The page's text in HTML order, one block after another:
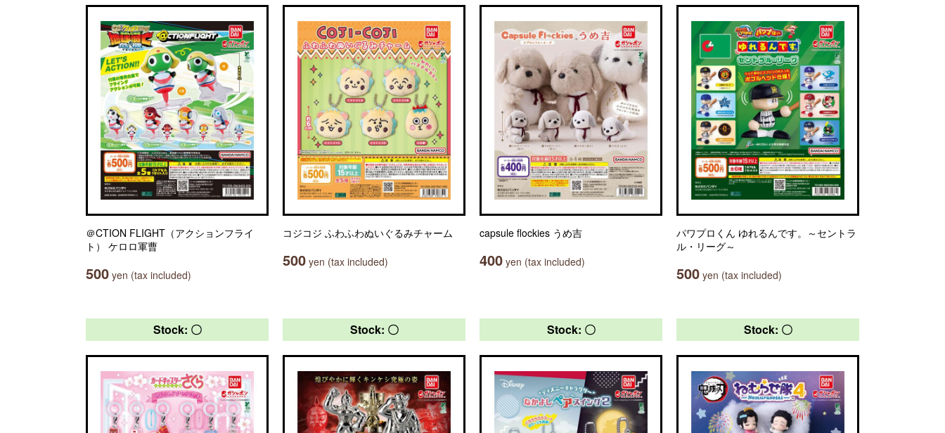
＠CTION FLIGHT（アクションフライ
ト） ケロロ軍曹
500 yen (tax included)
コジコジ ふわふわぬいぐるみチャーム
500 yen (tax included)
capsule flockies うめ吉
400 yen (tax included)
パワプロくん ゆれるんです。～セントラ
ル・リーグ～
500 yen (tax included)
Stock: 〇 Stock: 〇 Stock: 〇 Stock: 〇